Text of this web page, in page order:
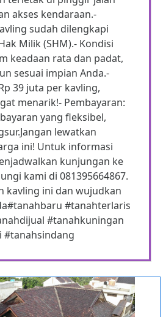
akses kendaraan.-
sudah dilengkapi
Milik (SHM).- Kondisi
keadaan rata dan padat,
sesuai impian Anda.-
39 juta per kavling,
menarik!- Pembayaran:
yang fleksibel,
lewatkan
ini! Untuk informasi
kunjungan ke
kami di 081395664867.
kavling ini dan wujudkan
#tanahterlaris
#tanahkuningan
#tanahsindang